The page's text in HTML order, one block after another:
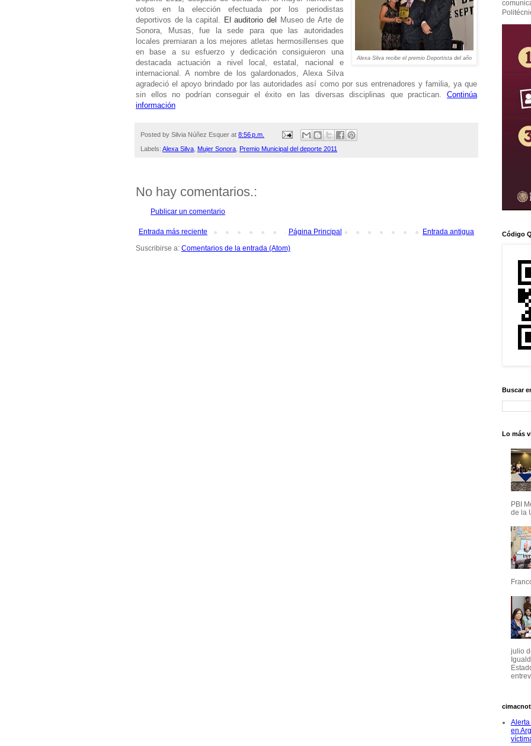
Alexa Silva recibe el premio Deportista del año
votos en la elección efectuada por los periodistas
deportivos de la capital. El auditorio del
Museo de Arte de
Sonora, Musas, fue la sede para que las autoridades
locales premiaran a los mejores atletas hermosillenses que
en base a su esfuerzo y dedicación consiguieron una
destacada actuación a nivel local, estatal, nacional e
internacional. A nombre de los galardonados, Alexa Silva
agradeció el apoyo brindado por las autoridades así como por sus entrenadores y familia, ya que
sin ellos no podrían conseguir el éxito en las diversas disciplinas que practican. Continúa
información
Posted by Silvia Núñez Esquer at 8:56 p.m.
Labels: Alexa Silva Mujer Sonora Premio Municipal del deporte 2011
No hay comentarios.:
Publicar un comentario
Entrada más reciente Entrada antigua
Página Principal
Suscribirse a: Comentarios de la entrada (Atom)
Código
Buscar
Lo más
PBI
de la
julio
en